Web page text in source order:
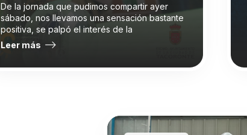
De la jornada que pudimos compartir ayer
sábado, nos llevamos una sensación bastante
positiva, se palpó el interés de la
Leer más